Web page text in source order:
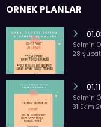
ÖRNEK PLANLAR
Selmin
28
Selmin
31 Ekim